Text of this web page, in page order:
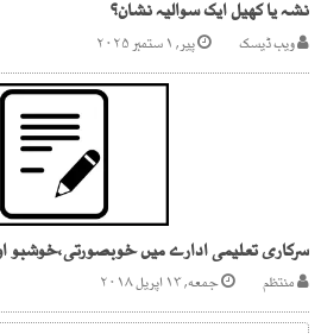
نشہ یا کھیل ایک سوالیہ نشان؟
ویب ڈیسک پیر, ۱ ستمبر ۲۰۲۵
سرکاری تعلیمی ادارے میں خوبصورتی،خوشبو
منتظم جمعه, ۱۳ اپریل ۲۰۱۸